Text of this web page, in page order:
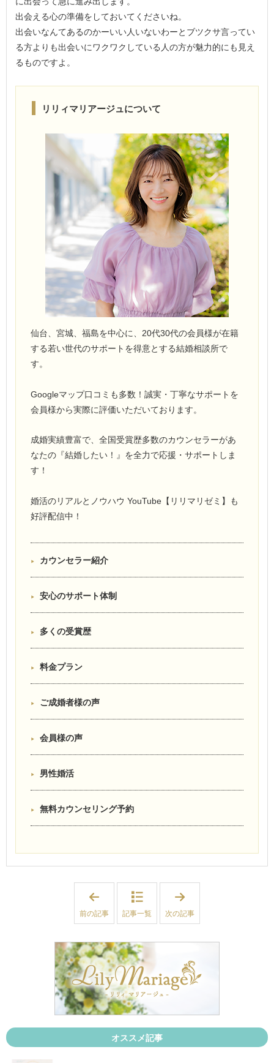
出会える心の準備をしておいてくださいね。
出会いなんてあるのかーいい人いないわーとブツクサ言ってい
る方よりも出会いにワクワクしている人の方が魅力的にも見え
るものですよ。
リリィマリアージュについて
仙台、宮城、福島を中心に、20代30代の会員様が在籍
する若い世代のサポートを得意とする結婚相談所で
す。
Googleマップ口コミも多数！誠実・丁寧なサポートを
会員様から実際に評価いただいております。
成婚実績豊富で、全国受賞歴多数のカウンセラーがあ
なたの『結婚したい！』を全力で応援・サポートしま
す！
婚活のリアルとノウハウ YouTube【リリマリゼミ】も
好評配信中！
カウンセラー紹介
安心のサポート体制
多くの受賞歴
料金プラン
ご成婚者様の声
会員様の声
男性婚活
無料カウンセリング予約
る
決
め
る
時
♡
新
規
会
員
続
々
前の記事 記事一覧
婚
き
婚
る
次の記事
オススメ記事